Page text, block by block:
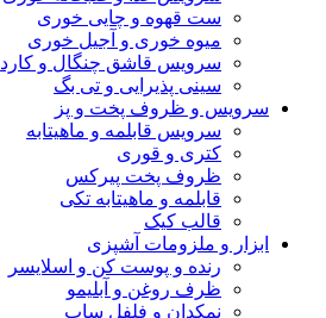
ست قهوه و چایی خوری
میوه خوری و آجیل خوری
سرویس قاشق چنگال و کارد
سینی پذیرایی و تی بگ
سرویس و ظروف پخت و پز
سرویس قابلمه و ماهیتابه
کتری و قوری
ظروف پخت پیرکس
قابلمه و ماهیتابه تکی
قالب کیک
ابزار و ملزومات آشپزی
رنده و پوست کن و اسلایسر
ظرف روغن و آبلیمو
نمکدان و فلفل ساب